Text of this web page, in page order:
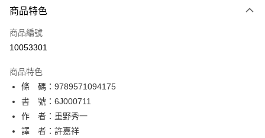
信用卡一次付款
超商取貨付款
相關說明
【關於「AFTEE先享後付」】
AFTEE先享後付是「在收到商品之後才付款」的支付方式。 讓您購物簡單
便利好安心！
１．簡單：不需註冊會員、不需綁卡、不需儲值。
２．便利：只要手機號碼，簡訊認證，即可結帳。
ATM付款
運送方式
商品特色
商品編號
10053301
商品特色
條 碼：9789571094175
書 號：6J000711
作 者：重野秀一
譯 者：許嘉祥